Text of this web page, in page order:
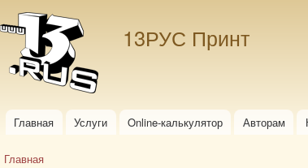
13РУС Принт
Главное меню
Главная Услуги Online-калькулятор Авторам
Главная